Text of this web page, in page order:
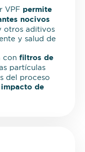
VPF permite
nocivos
otros aditivos
y salud de
con filtros de
partículas
del proceso
de